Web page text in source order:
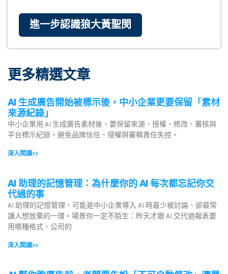
進一步認識狼大黃聖閔
更多精選文章
AI 生成廣告開始被標示後，中小企業更要保留「素材
來源紀錄」
中小企業用 AI 生成廣告素材後，要保留來源、授權、修改、審核與
平台標示紀錄，避免品牌信任、侵權與審稿責任失控。
深入閱讀>>
AI 助理的記憶管理：為什麼你的 AI 每次都忘記你交
代過的事
AI 助理的記憶管理，可能是中小企業導入 AI 時最少被討論、卻最常
讓人想放棄的一環。場景你一定不陌生：昨天才跟 AI 交代過報表要
用哪種格式、公司的
深入閱讀>>